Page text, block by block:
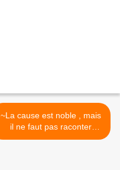
~La cause est noble , mais
il ne faut pas raconter
n'importe quoi >